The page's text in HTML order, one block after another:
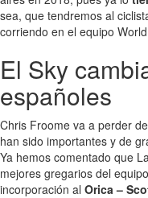
sea, que tendremos al
corriendo en el equipo
El Sky
españoles
Chris Froome va a perder
han sido importantes y de
Ya hemos comentado que
mejores gregarios del
incorporación al Orica –